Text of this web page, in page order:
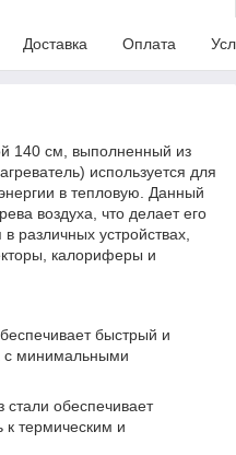
Доставка Оплата
140 см, выполненный из
используется для
в тепловую. Данный
воздуха, что делает его
различных устройствах,
калориферы и
быстрый и
с минимальными
стали обеспечивает
к термическим и